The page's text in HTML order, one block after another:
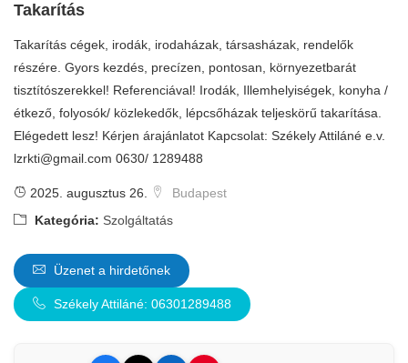
Takarítás
Takarítás cégek, irodák, irodaházak, társasházak, rendelők
részére. Gyors kezdés, precízen, pontosan, környezetbarát
tisztítószerekkel! Referenciával! Irodák, Illemhelyiségek, konyha /
étkező, folyosók/ közlekedők, lépcsőházak teljeskörű takarítása.
Elégedett lesz! Kérjen árajánlatot Kapcsolat: Székely Attiláné e.v.
lzrkti@gmail.com 0630/ 1289488
2025. augusztus 26.
Budapest
Kategória: Szolgáltatás
Üzenet a hirdetőnek
Székely Attiláné: 06301289488